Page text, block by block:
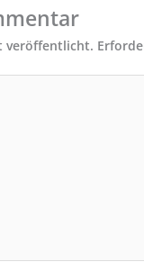
veröffentlicht.